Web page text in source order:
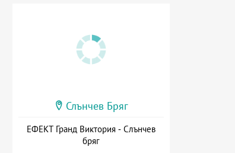
Слънчев Бряг
ЕФЕКТ Гранд Виктория - Слънчев
бряг